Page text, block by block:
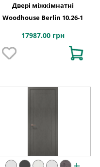
Двері міжкімнатні
Woodhouse Berlin 10.26-1
17987.00 грн